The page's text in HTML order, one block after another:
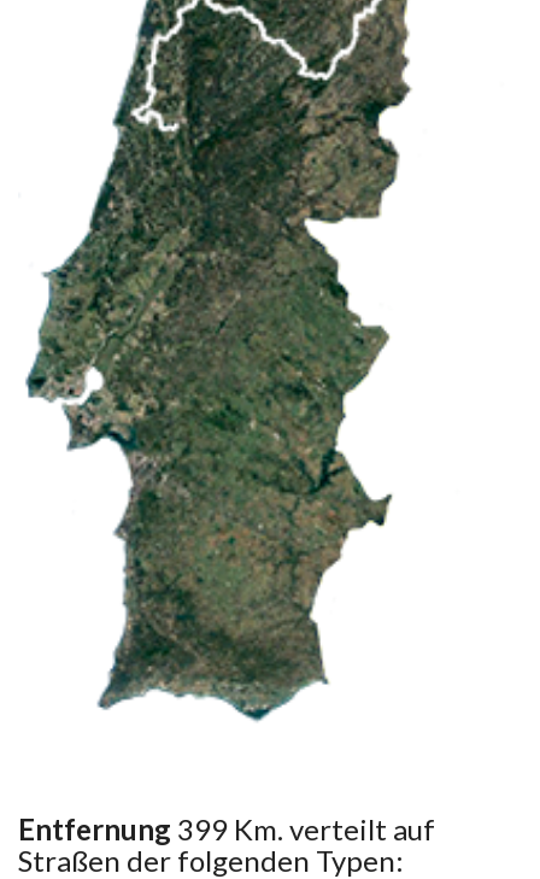
Entfernung 399 Km. verteilt auf
Straßen der folgenden Typen: